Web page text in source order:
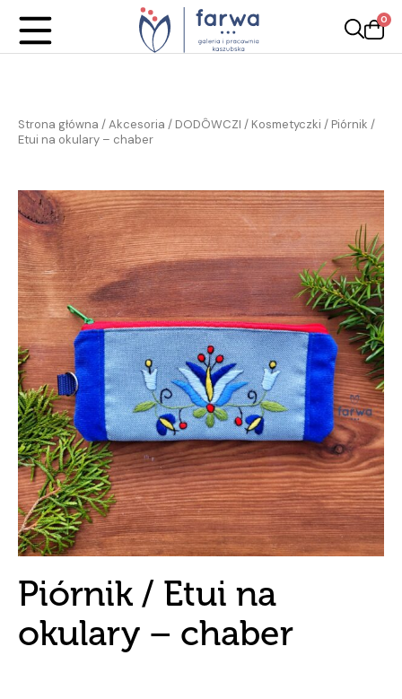
0
Strona główna /Akcesoria / DODÔWCZI / Kosmetyczki / Piórnik /
Etui na okulary – chaber
Piórnik / Etui na
okulary – chaber